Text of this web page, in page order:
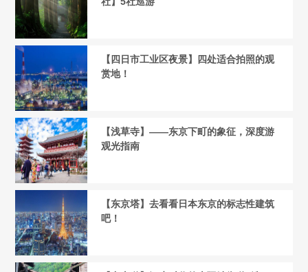
【四日市工业区夜景】四处适合拍照的观
赏地！
【浅草寺】——东京下町的象征，深度游
观光指南
【东京塔】去看看日本东京的标志性建筑
吧！